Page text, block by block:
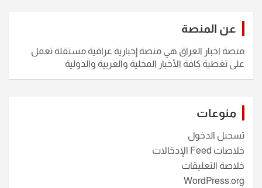
عن المنصة
منصة اخبار العراق هي منصة إخبارية عراقية مستقلة تعمل
على تغطية كافة الأخبار المحلية والعربية والدولية
منوعات
تسجيل الدخول
خلاصات Feed الإدخالات
خلاصة التعليقات
WordPress.org